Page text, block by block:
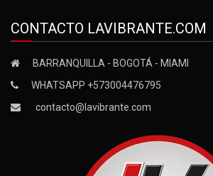
CONTACTO LAVIBRANTE.COM
BARRANQUILLA - BOGOTÁ - MIAMI
WHATSAPP +573004476795
contacto@lavibrante.com